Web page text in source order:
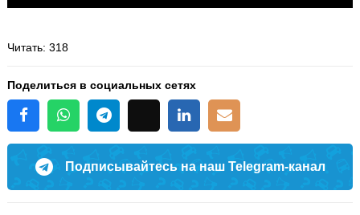
Читать: 318
Поделиться в социальных сетях
Подписывайтесь на наш Telegram-канал